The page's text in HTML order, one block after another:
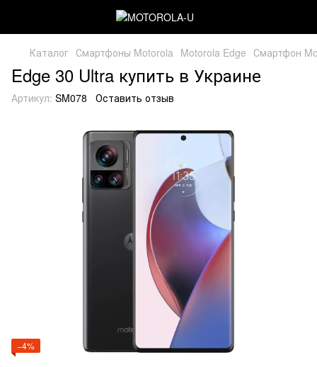
Каталог Смартфоны Motorola Motorola Edge Смартфон
Edge 30 Ultra купить в Украине
Артикул: SM078 Оставить отзыв
−4%